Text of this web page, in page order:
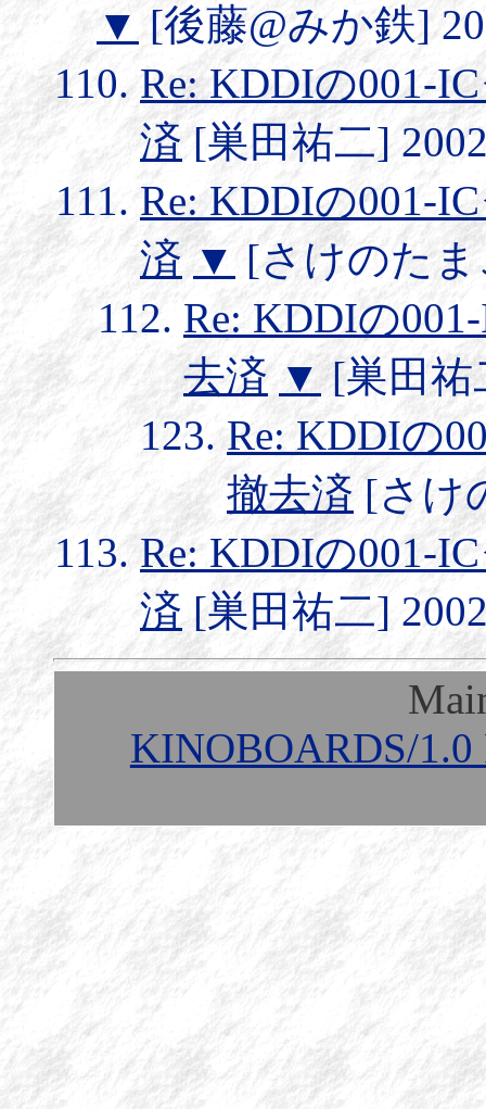
▼ [後藤@みか鉄]
Re: KDDIの001-
済 [巣田祐二]
Re: KDDIの001-
済 ▼ [さけのたま
Re: KDDIの
去済 ▼[巣田祐
Re: KDDIの
撤去済 [さけ
Re: KDDIの001-
済 [巣田祐二]
KINOBOARDS/1.0